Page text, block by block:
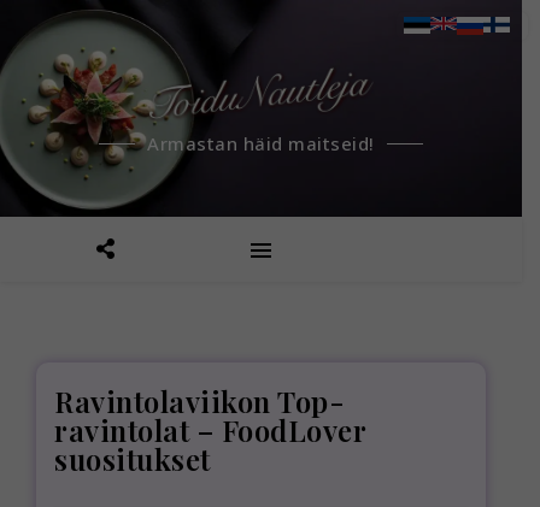
Armastan häid maitseid!
Ravintolaviikon Top-
ravintolat – FoodLover
suositukset